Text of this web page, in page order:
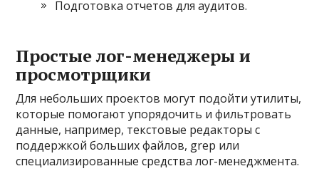
Подготовка отчетов для аудитов.
Простые лог-менеджеры и
просмотрщики
Для небольших проектов могут подойти утилиты,
которые помогают упорядочить и фильтровать
данные, например, текстовые редакторы с
поддержкой больших файлов, grep или
специализированные средства лог-менеджмента.